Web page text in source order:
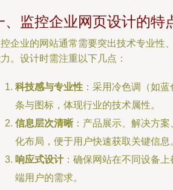
、监控企业网页设计的特
企业的网站通常需要突出技术专业性
。设计时需注重以下几点：
科技感与专业性 ：采用冷色调（如
条与图标，体现行业的技术属性。
信息层次清晰：产品展示、解决方
化布局，便于用户快速获取关键信息
响应式设计：确保网站在不同设备
端用户的需求。